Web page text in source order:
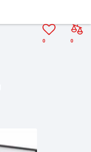
0
0